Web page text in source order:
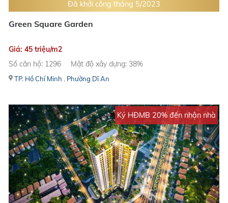
Đã khởi công tháng 5/2023
Green Square Garden
Giá: 45 triệu/m2
Số căn hộ: 1296
Mật độ xây dựng: 38%
TP. Hồ Chí Minh , Phường Dĩ An
Ký HĐMB 20% đến nhận nhà